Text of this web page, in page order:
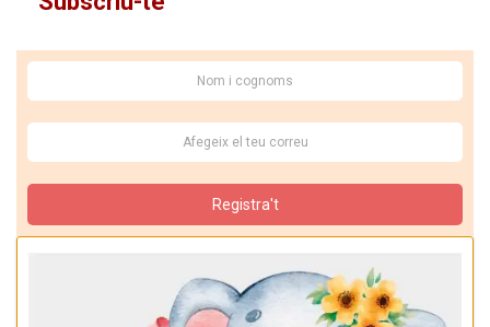
Registra't